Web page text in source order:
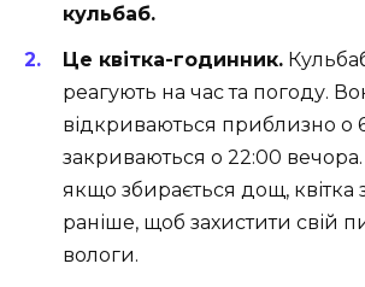
кульбаб.
Це квітка-годинник.
реагують на час та погоду.
відкриваються приблизно о
закриваються о 22:00
якщо збирається дощ, квітка
раніше, щоб захистити свій
вологи.